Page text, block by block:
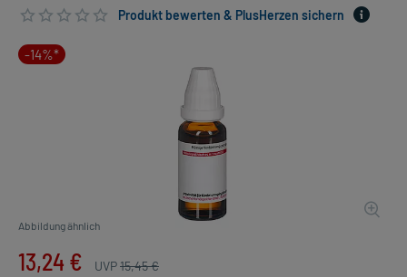
Produkt bewerten & PlusHerzen sichern
-14%*
Abbildung ähnlich
13,24 € UVP15,45 €